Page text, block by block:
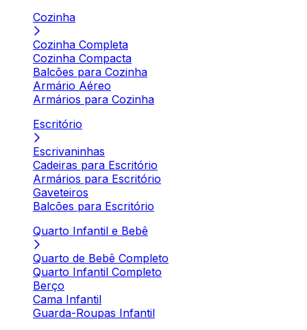
Cozinha
Cozinha Completa
Cozinha Compacta
Balcões para Cozinha
Armário Aéreo
Armários para Cozinha
Escritório
Escrivaninhas
Cadeiras para Escritório
Armários para Escritório
Gaveteiros
Balcões para Escritório
Quarto Infantil e Bebê
Quarto de Bebê Completo
Quarto Infantil Completo
Berço
Cama Infantil
Guarda-Roupas Infantil